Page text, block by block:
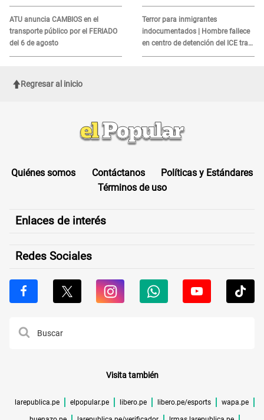
ATU anuncia CAMBIOS en el
transporte público por el FERIADO
del 6 de agosto
MORTAL para consumidores: ¿Cuál
es?
Terror para inmigrantes
indocumentados | Hombre fallece
en centro de detención del ICE tras
sufrir una "emergencia médica"
Regresar al inicio
Quiénes somos Contáctanos
Políticas y Estándares
Términos de uso
Enlaces de interés
Redes Sociales
Visita también
larepublica.pe elpopular.pe libero.pe libero.pe/esports wapa.pe